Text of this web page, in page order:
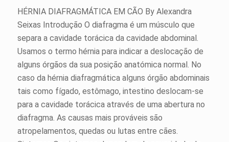
HÉRNIA DIAFRAGMÁTICA EM CÃO By Alexandra
Seixas Introdução O diafragma é um músculo que
separa a cavidade torácica da cavidade abdominal.
Usamos o termo hérnia para indicar a deslocação de
alguns órgãos da sua posição anatómica normal. No
caso da hérnia diafragmática alguns órgão abdominais
tais como fígado, estômago, intestino deslocam-se
para a cavidade torácica através de uma abertura no
diafragma. As causas mais prováveis são
atropelamentos, quedas ou lutas entre cães.